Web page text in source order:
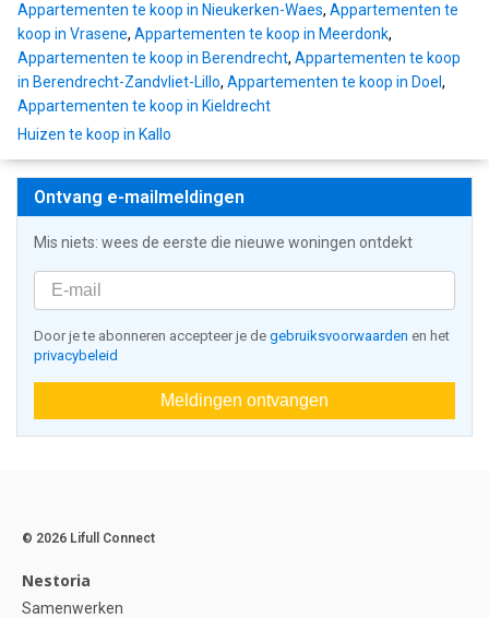
Appartementen te koop in Nieukerken-Waes, Appartementen te
koop in Vrasene, Appartementen te koop in Meerdonk,
Appartementen te koop in Berendrecht, Appartementen te koop
in Berendrecht-Zandvliet-Lillo, Appartementen te koop in Doel ,
Appartementen te koop in Kieldrecht
Huizen te koop in Kallo
Ontvang e-mailmeldingen
Mis niets: wees de eerste die nieuwe woningen ontdekt
Door je te abonneren accepteer je de gebruiksvoorwaarden en het
privacybeleid
Meldingen ontvangen
© 2026 Lifull Connect
Nestoria
Samenwerken